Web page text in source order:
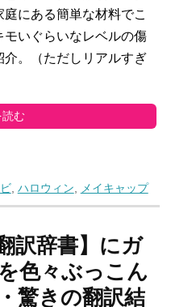
にある簡単な材料でこ
モいぐらいなレベルの傷
。（ただしリアルすぎ
読む
, ハロウィン メイキャップ
訳辞書】にガ
色々ぶっこん
驚きの翻訳結